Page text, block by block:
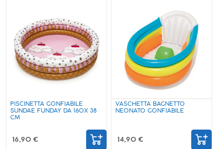
PISCINETTA GONFIABILE
SUNDAE FUNDAY DA 160X 38
CM
16,90 €
VASCHETTA BAGNETTO
NEONATO GONFIABILE
14,90 €